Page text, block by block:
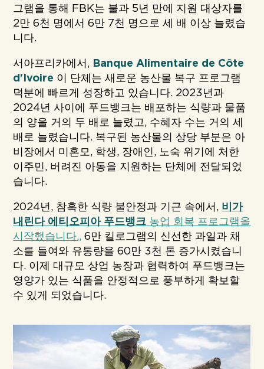
그램을 통해 FBK는 불과 5년 만에 지원 대상자를
2만 6천 명에서 6만 7천 명으로 세 배 이상 늘렸습
니다.
서아프리카에서, Banque Alimentaire de Côte
d'Ivoire 이 단체는 새로운 농산물 복구 프로그램
덕분에 빠르게 성장하고 있습니다. 2023년과
2024년 사이에 푸드뱅크는 배포하는 식량과 물품
의 양을 거의 두 배로 늘렸고, 수혜자 수는 거의 세
배로 늘렸습니다. 복구된 농산물의 상당 부분은 아
비장에서 미혼모, 학생, 장애인, 노숙 위기에 처한
이주민, 버려진 아동을 지원하는 단체에 전달되었
습니다.
2024년, 참혹한 식량 불안정과 기근 속에서, 비가
내린다 에티오피아 푸드뱅크 농업 회복 프로그램을
시작했습니다., 6만 킬로그램의 신선한 과일과 채
소를 들여와 유통량을 60만 3천 톤 증가시켰습니
다. 이제 대규모 상업 농장과 협력하여 푸드뱅크는
영양가 있는 식품을 안정적으로 풍부하게 확보할
수 있게 되었습니다.